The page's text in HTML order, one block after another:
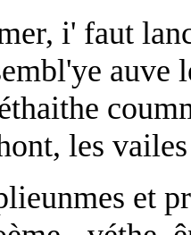
i' faut
auve
les
et